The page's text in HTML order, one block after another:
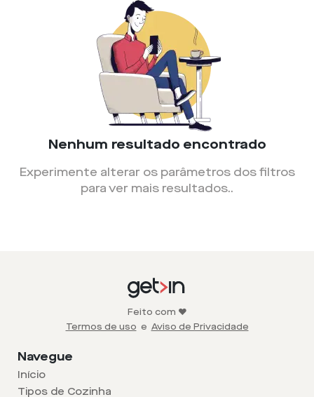
Nenhum resultado encontrado
Experimente alterar os parâmetros dos filtros
para ver mais resultados..
Feito com ❤️
Termos de uso e Aviso de Privacidade
Navegue
Início
Tipos de Cozinha